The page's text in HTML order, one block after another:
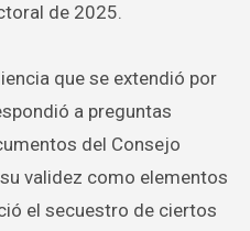
de 2025.
que se extendió por
a preguntas
del Consejo
validez como elementos
el secuestro de ciertos